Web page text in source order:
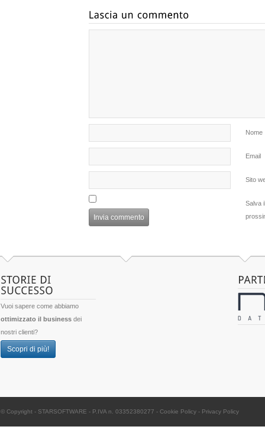
Nome
Email
Sito
Salva
Vuoi sapere come abbiamo
ottimizzato il business dei
nostri clienti?
Scopri di più!
© Copyright - STARSOFTWARE - P.IVA n. 03352380277 - Cookie Policy - Privacy Policy